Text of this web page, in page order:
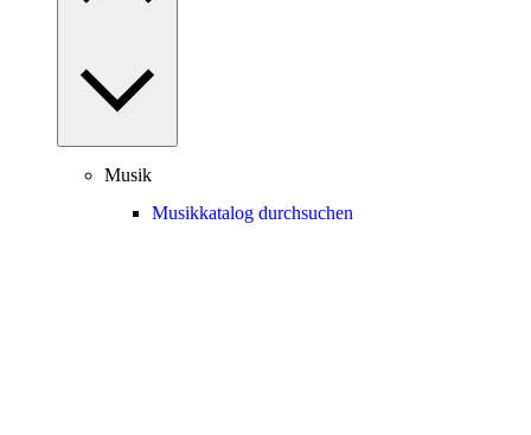
Musik
Musikkatalog durchsuchen